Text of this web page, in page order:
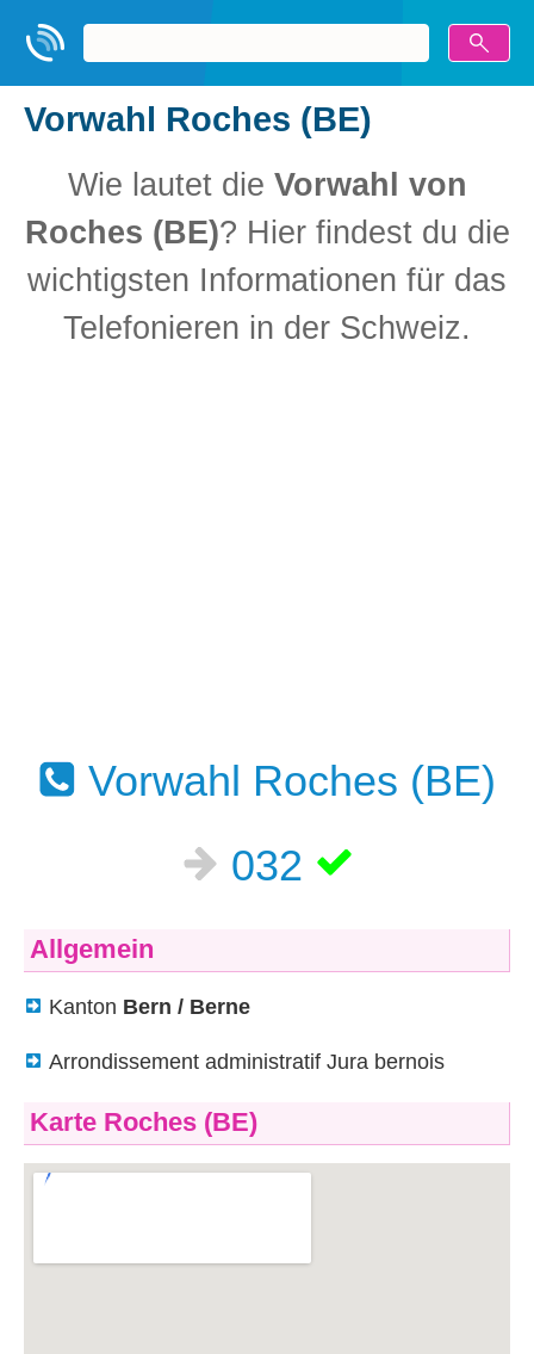
Vorwahl Roches (BE)
Wie lautet die Vorwahl von
Roches (BE)? Hier findest du die
wichtigsten Informationen für das
Telefonieren in der Schweiz.
Vorwahl Roches (BE)
032
Allgemein
Kanton Bern / Berne
Arrondissement administratif Jura bernois
Karte Roches (BE)